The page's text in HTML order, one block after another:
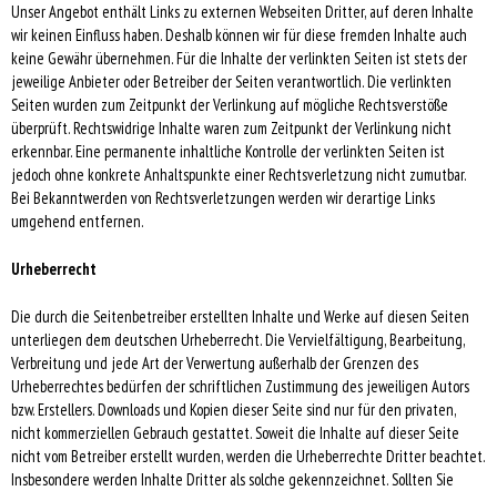
Unser Angebot enthält Links zu externen Webseiten Dritter, auf deren Inhalte
wir keinen Einfluss haben. Deshalb können wir für diese fremden Inhalte auch
keine Gewähr übernehmen. Für die Inhalte der verlinkten Seiten ist stets der
jeweilige Anbieter oder Betreiber der Seiten verantwortlich. Die verlinkten
Seiten wurden zum Zeitpunkt der Verlinkung auf mögliche Rechtsverstöße
überprüft. Rechtswidrige Inhalte waren zum Zeitpunkt der Verlinkung nicht
erkennbar. Eine permanente inhaltliche Kontrolle der verlinkten Seiten ist
jedoch ohne konkrete Anhaltspunkte einer Rechtsverletzung nicht zumutbar.
Bei Bekanntwerden von Rechtsverletzungen werden wir derartige Links
umgehend entfernen.
Urheberrecht
Die durch die Seitenbetreiber erstellten Inhalte und Werke auf diesen Seiten
unterliegen dem deutschen Urheberrecht. Die Vervielfältigung, Bearbeitung,
Verbreitung und jede Art der Verwertung außerhalb der Grenzen des
Urheberrechtes bedürfen der schriftlichen Zustimmung des jeweiligen Autors
bzw. Erstellers. Downloads und Kopien dieser Seite sind nur für den privaten,
nicht kommerziellen Gebrauch gestattet. Soweit die Inhalte auf dieser Seite
nicht vom Betreiber erstellt wurden, werden die Urheberrechte Dritter beachtet.
Insbesondere werden Inhalte Dritter als solche gekennzeichnet. Sollten Sie